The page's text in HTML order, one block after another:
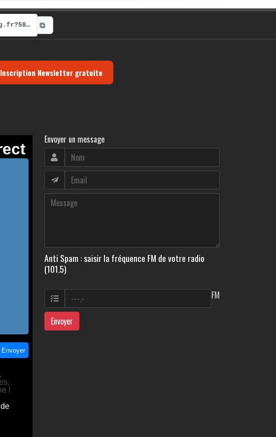
https://radio-g.fr?5870 ⧉
Inscription Newsletter gratuite
Envoyer un message
Anti Spam : saisir la fréquence FM de votre radio
(101.5)
FM
Envoyer